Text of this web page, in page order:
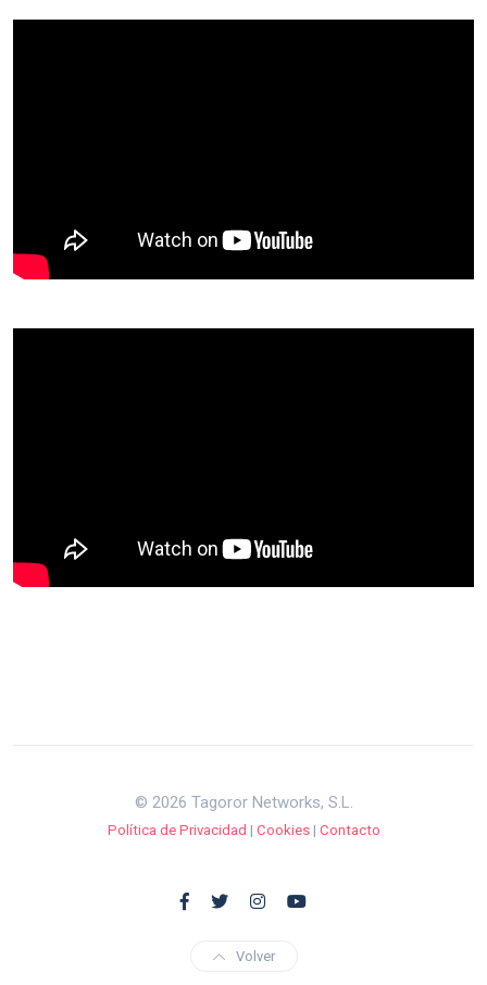
© 2026 Tagoror Networks, S.L.
Política de Privacidad | Cookies| Contacto
Volver